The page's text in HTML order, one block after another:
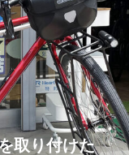
取り付けた